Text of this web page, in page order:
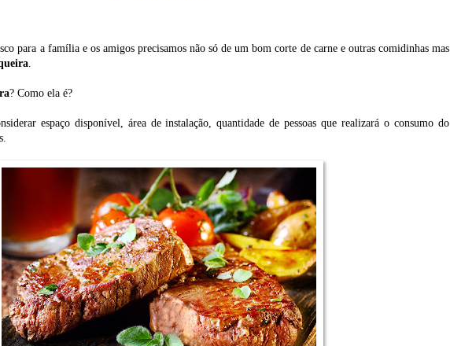
para a família e os amigos precisamos não só de um bom corte de carne e outras comidinhas mas
.
? Como ela é?
espaço disponível, área de instalação, quantidade de pessoas que realizará o consumo do